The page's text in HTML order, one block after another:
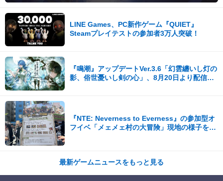
LINE Games、PC新作ゲーム『QUIET』
Steamプレイテストの参加者3万人突破！
『鳴潮』アップデートVer.3.6「幻雲纏いし灯の
影、俗世憂いし剣の心」、8月20日より配信開
『NTE: Neverness to Everness』の参加型オ
フイベ「メェメェ村の大冒険」現地の様子をレ
最新ゲームニュースをもっと見る